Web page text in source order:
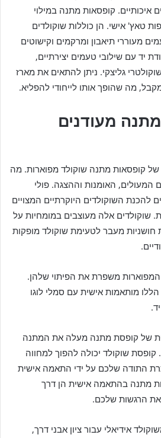
איכותיים. קופסאות מתנה במילוי
טאץ' אישי. הן כוללות שוקולדים
מעוררי תיאבון ומרקמים וקישוטים
יד עם שילובי טעמים יצירתיים,
גליצקי. ניתן להתאים את מארז
מה שהופך אותו לייחודי להפליא.
מעודנים
של קופסאות מתנה שוקולד מפוארות. מה
המעולים, האומנות וההצגה. פולי
השוקולדים היוקרתיים המצויים
שוקולדים אלה מעוצבים במומחיות על
חושניות מעבר לטעימת שוקולד מופקות
משפרת את הפיתוי שלהן.
מותאמות אישית עם סמלי לוגו
של קופסת מתנה מעלה את המתנה
שוקולד יכולה להפוך למחווה
התודה שלכם על ידי התאמה אישית
מתנה בהתאמה אישית הן דרך
הרגשות שלכם.
אידיאלי עבור ציון אבני דרך,